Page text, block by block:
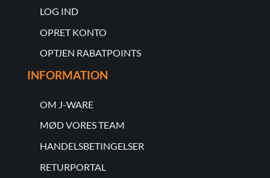
LOG IND
OPRET KONTO
OPTJEN RABATPOINTS
INFORMATION
OM J-WARE
MØD VORES TEAM
HANDELSBETINGELSER
RETURPORTAL